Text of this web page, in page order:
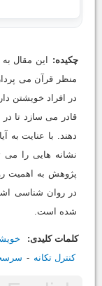
چکیده:
این مقال
منظر قرآن می
در افراد خویشتن
قادر می سازد تا
دهند. با عنایت به
نشانه هایی را می
پژوهش به اهمیت
در روان شناسی
شده است.
کلمات کلیدی:
کنترل تکانه